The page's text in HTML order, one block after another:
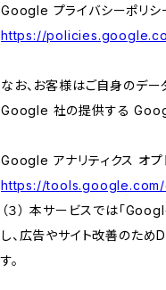
Google プライバシーポリシ
https://
なお、お客様はご自身のデ
Google 社の提供する
Google アナリティクス オプ
https://
（３） 本サービスでは「
し、広告やサイト改善のた
す。